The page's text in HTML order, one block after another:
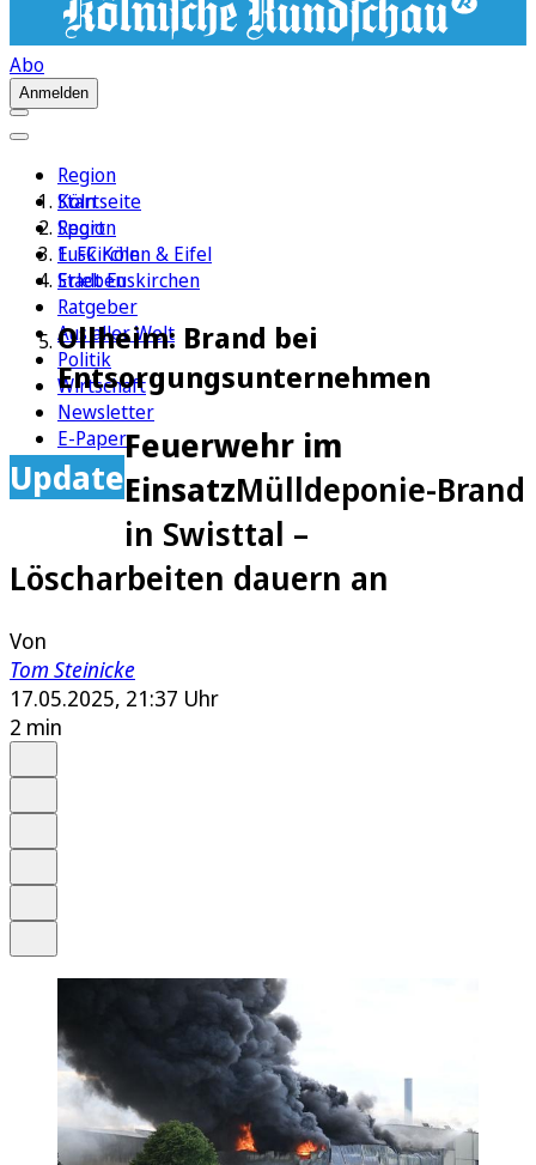
Abo
Anmelden
Region
Köln
Sport
1. FC Köln
Erleben
Ratgeber
Aus aller Welt
Politik
Wirtschaft
Newsletter
E-Paper
Startseite
Region
Euskirchen & Eifel
Stadt Euskirchen
Ollheim: Brand bei
Entsorgungsunternehmen
Update
Feuerwehr im
EinsatzMülldeponie-Brand
in Swisttal –
Löscharbeiten dauern an
Von
Tom Steinicke
17.05.2025, 21:37 Uhr
2 min